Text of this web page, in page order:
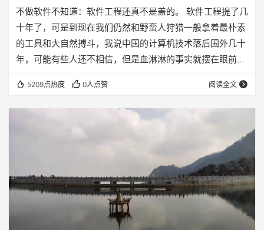
不做软件不知道：软件工程还真不是盖的。 软件工程提了几
十年了，可是到现在我们仍然和野蛮人狩猎一般拿着最朴素
的工具和大自然搏斗，我说中国的计算机技术落后国外几十
年，可能有些人还不相信，但是血淋淋的事实就摆在眼前，
件工程当中急需要解决的问题是需求分析和系统设计（包括
数据库设计和对象设计），当然要一步一步来。我现在感觉
编码上很难再有跨越式的进步了，我们在使用一个所谓的
MVC框架，尽管这个框架漏洞百出，我每天都必须绞尽脑汁
的去解决他们在开发中遇到的问题和困难，但是至少我…
5209点热度 0人点赞 阅读全文